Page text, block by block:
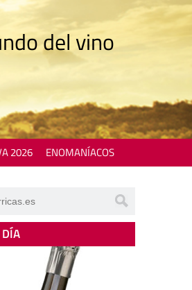
del vino
2026 ENOMANÍACOS